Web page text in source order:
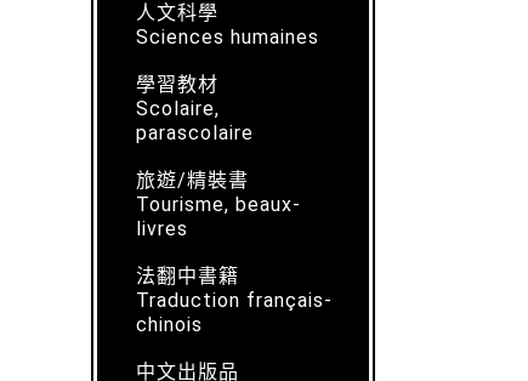
人文科學
Sciences humaines
學習教材
Scolaire,
parascolaire
旅遊/精裝書
Tourisme, beaux-
livres
法翻中書籍
Traduction français-
chinois
中文出版品